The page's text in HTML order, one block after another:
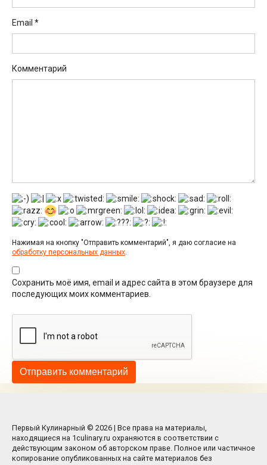
Email *
Комментарий
Нажимая на кнопку "Отправить комментарий", я даю согласие на
обработку персональных данных.
Сохранить моё имя, email и адрес сайта в этом браузере для
последующих моих комментариев.
Первый Кулинарный © 2026 | Все права на материалы,
находящиеся на 1culinary.ru охраняются в соответствии с
действующим законом об авторском праве. Полное или частичное
копирование опубликованных на сайте материалов без